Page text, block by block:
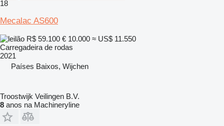
18
Mecalac AS600
R$ 59.100 € 10.000 ≈ US$ 11.550
Carregadeira de rodas
2021
Países Baixos, Wijchen
Troostwijk Veilingen B.V.
8 anos na Machineryline